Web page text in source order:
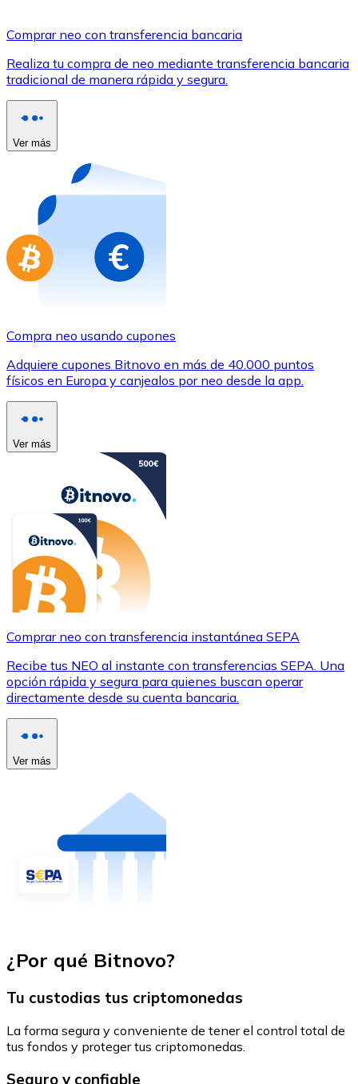
Utiliza tarjetas Visa y Mastercard para comprar
Comprar con tarjeta
Compra tarjetas regalo de tus marcas favoritas con
Ir a la tienda de tarjetas regalo
Comprar neo con transferencia bancaria
Realiza tu compra de neo mediante transferencia bancaria
tradicional de manera rápida y segura.
Ver más
Compra neo usando cupones
Adquiere cupones Bitnovo en más de 40.000 puntos
físicos en Europa y canjealos por neo desde la app.
Ver más
Comprar neo con transferencia instantánea SEPA
Recibe tus NEO al instante con transferencias SEPA. Una
opción rápida y segura para quienes buscan operar
directamente desde su cuenta bancaria.
Ver más
¿Por qué Bitnovo?
Tu custodias tus criptomonedas
La forma segura y conveniente de tener el control total de
tus fondos y proteger tus criptomonedas.
Seguro y confiable